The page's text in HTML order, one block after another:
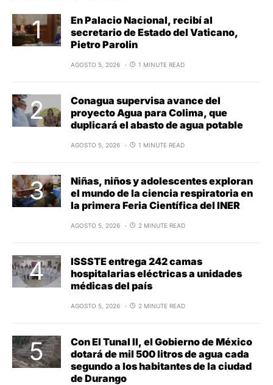
En Palacio Nacional, recibí al
secretario de Estado del Vaticano,
Pietro Parolin
AGOSTO 5, 2026 1 MINUTE READ
Conagua supervisa avance del
proyecto Agua para Colima, que
duplicará el abasto de agua potable
AGOSTO 5, 2026 1 MINUTE READ
Niñas, niños y adolescentes exploran
el mundo de la ciencia respiratoria en
la primera Feria Científica del INER
AGOSTO 5, 2026 2 MINUTE READ
ISSSTE entrega 242 camas
hospitalarias eléctricas a unidades
médicas del país
AGOSTO 5, 2026 2 MINUTE READ
Con El Tunal II, el Gobierno de México
dotará de mil 500 litros de agua cada
segundo a los habitantes de la ciudad
de Durango